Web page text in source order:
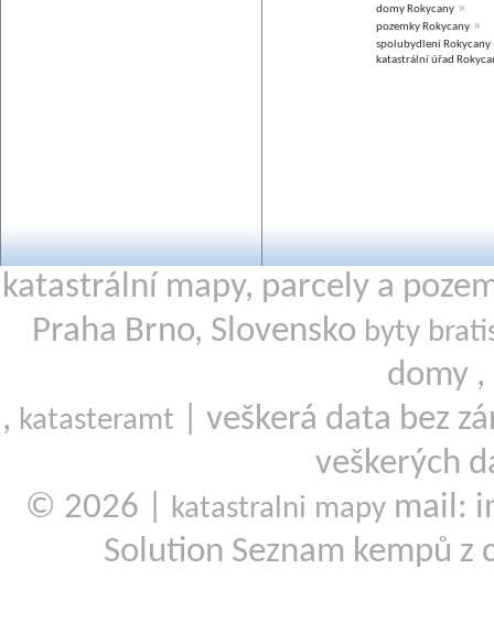
domy Rokycany »
pozemky Rokycany »
spolubydlení Rokycany
katastrální úřad
katastrální mapy, parcely a
Praha Brno, Slovensko byty
domy ,
, katasteramt
| veškerá data bez
veškerých
© 2026 |
katastralni mapy mail:
Solution Seznam kempů z